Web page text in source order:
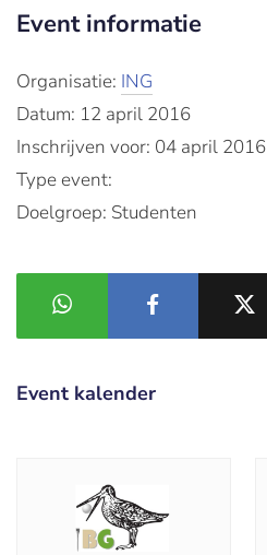
Event informatie
Organisatie: ING
Datum: 12 april 2016
Inschrijven voor: 04 april 2016
Type event:
Doelgroep: Studenten
Event kalender